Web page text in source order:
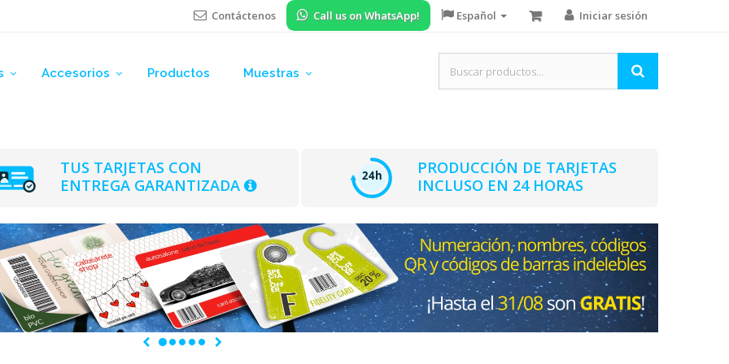
Iniciar sesión
Español
Contáctenos Call us on WhatsApp!
Accesorios Productos Muestras
TUS TARJETAS CON
ENTREGA GARANTIZADA
PRODUCCIÓN DE TARJETAS
INCLUSO EN 24 HORAS
Precedente